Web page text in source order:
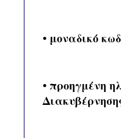
• μοναδικό
• προηγμένη